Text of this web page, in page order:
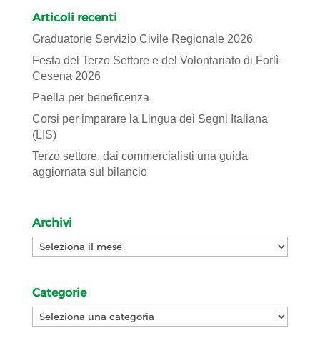
Articoli recenti
Graduatorie Servizio Civile Regionale 2026
Festa del Terzo Settore e del Volontariato di Forlì-
Cesena 2026
Paella per beneficenza
Corsi per imparare la Lingua dei Segni Italiana
(LIS)
Terzo settore, dai commercialisti una guida
aggiornata sul bilancio
Archivi
Archivi
Categorie
Categorie